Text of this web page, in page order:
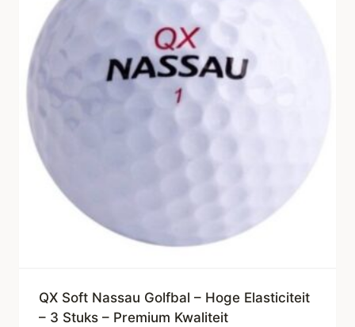
QX Soft Nassau Golfbal – Hoge Elasticiteit
– 3 Stuks – Premium Kwaliteit